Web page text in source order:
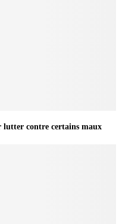
lutter contre certains maux